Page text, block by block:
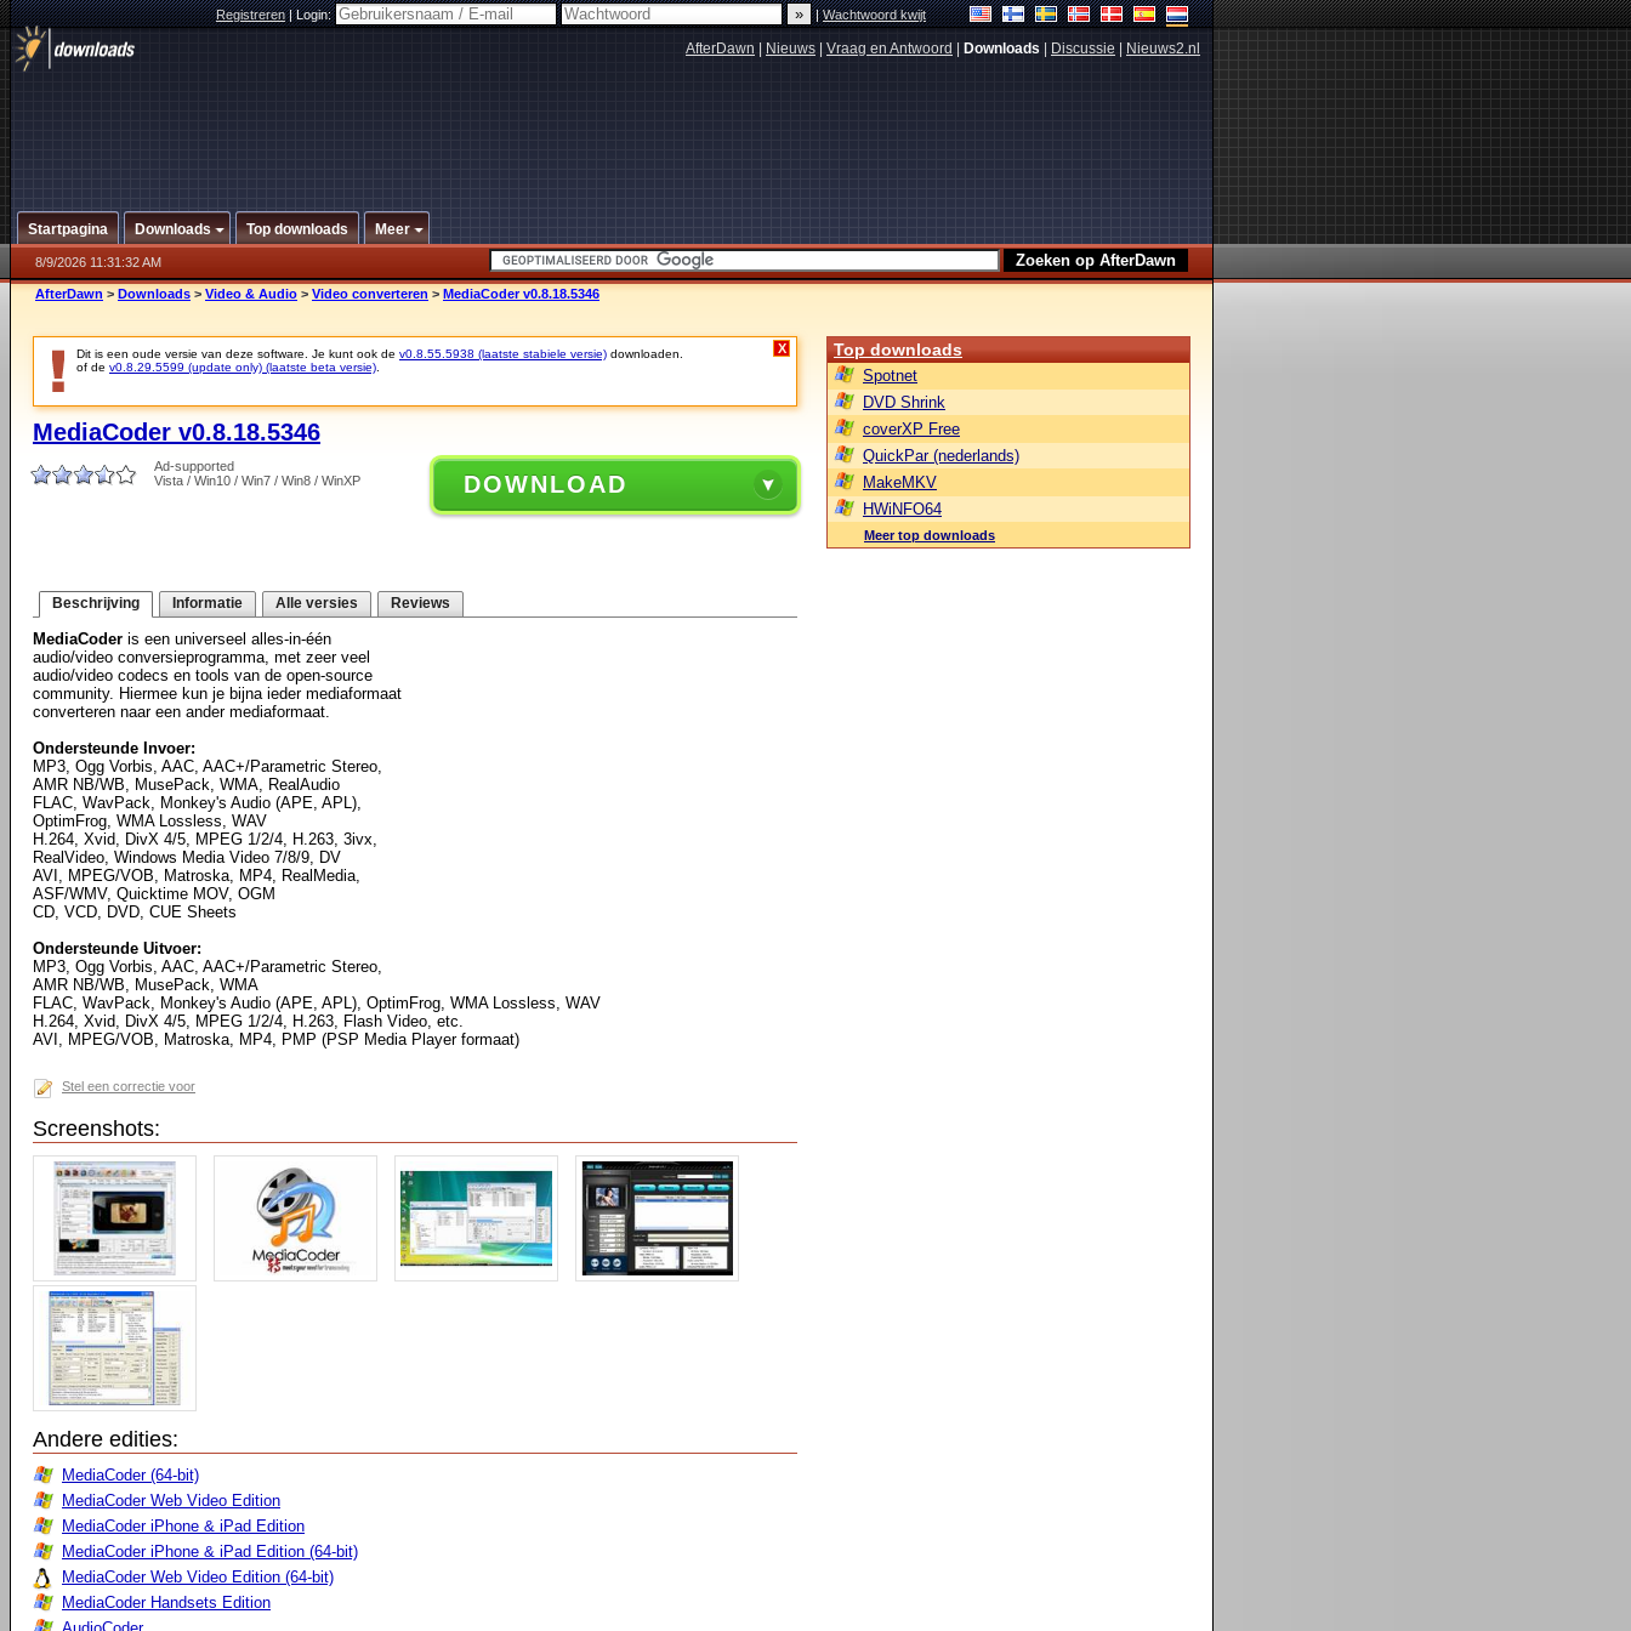
Registreren|Login: |Wachtwoord kwijt
AfterDawn Nieuws Vraag en Antwoord Downloads Discussie Nieuws2.nl
Startpagina Downloads Top downloads Meer
8/9/2026 11:31:32 AM
AfterDawn > Downloads > Video & Audio > Video converteren > MediaCoder v0.8.18.5346
Dit is een oude versie van deze software. Je kunt ook de v0.8.55.5938 (laatste stabiele versie) downloaden.
of de v0.8.29.5599 (update only) (laatste beta versie)
X
MediaCoder v0.8.18.5346
Ad-supported
Vista / Win10 / Win7 / Win8 / WinXP
DOWNLOAD
Beschrijving Informatie Alle versies Reviews
MediaCoder is een universeel alles-in-één
audio/video conversieprogramma, met zeer veel
audio/video codecs en tools van de open-source
community. Hiermee kun je bijna ieder mediaformaat
converteren naar een ander mediaformaat.
Ondersteunde Invoer:
MP3, Ogg Vorbis, AAC, AAC+/Parametric Stereo,
AMR NB/WB, MusePack, WMA, RealAudio
FLAC, WavPack, Monkey's Audio (APE, APL),
OptimFrog, WMA Lossless, WAV
H.264, Xvid, DivX 4/5, MPEG 1/2/4, H.263, 3ivx,
RealVideo, Windows Media Video 7/8/9, DV
AVI, MPEG/VOB, Matroska, MP4, RealMedia,
ASF/WMV, Quicktime MOV, OGM
CD, VCD, DVD, CUE Sheets
Ondersteunde Uitvoer:
MP3, Ogg Vorbis, AAC, AAC+/Parametric Stereo,
AMR NB/WB, MusePack, WMA
FLAC, WavPack, Monkey's Audio (APE, APL), OptimFrog, WMA Lossless, WAV
H.264, Xvid, DivX 4/5, MPEG 1/2/4, H.263, Flash Video, etc.
AVI, MPEG/VOB, Matroska, MP4, PMP (PSP Media Player formaat)
Stel een correctie voor
Screenshots:
Andere edities:
MediaCoder (64-bit)
MediaCoder Web Video Edition
MediaCoder iPhone & iPad Edition
MediaCoder iPhone & iPad Edition (64-bit)
MediaCoder Web Video Edition (64-bit)
MediaCoder Handsets Edition
Top downloads
Spotnet
DVD Shrink
coverXP Free
QuickPar (nederlands)
MakeMKV
HWiNFO64
Meer top downloads